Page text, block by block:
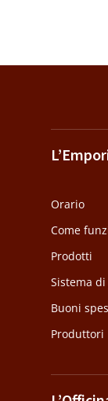
Orario
Come
Prodotti
Sistema
Buoni
Produttori